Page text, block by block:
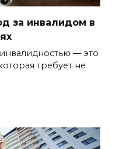
за инвалидом в
— это
требует не